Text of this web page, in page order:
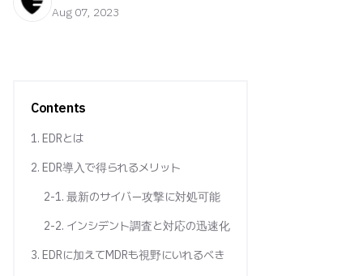
Aug 07, 2023
Contents
1. EDRとは
2. EDR導入で得られるメリット
2-1. 最新のサイバー攻撃に対処可能
2-2. インシデント調査と対応の迅速化
3. EDRに加えてMDRも視野にいれるべき